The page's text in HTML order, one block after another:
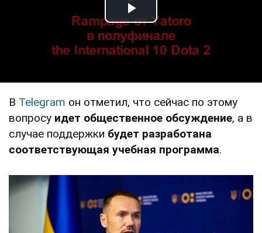
Play Video
В Telegram он отметил, что сейчас по этому
вопросу идет общественное обсуждение, а в
случае поддержки будет разработана
соответствующая учебная программа.